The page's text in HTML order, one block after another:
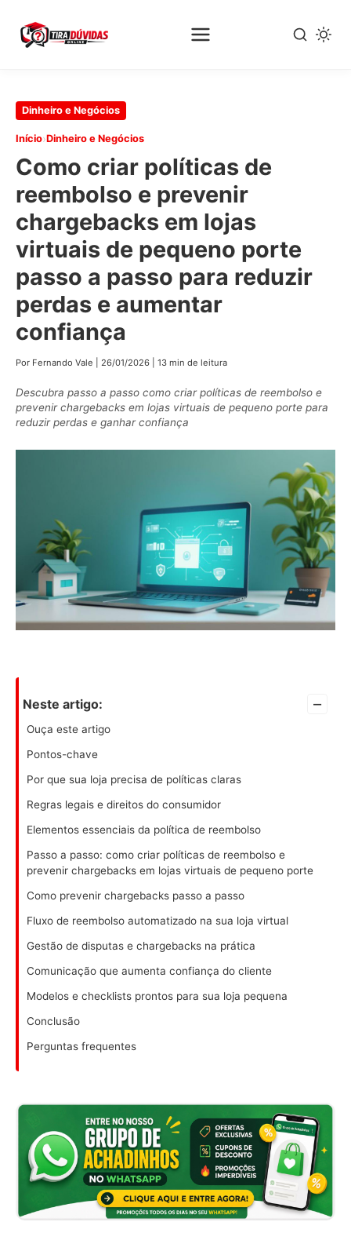
Pular
conteúdo
principal
Dinheiro e Negócios
Início›Dinheiro e Negócios
Como criar políticas de
reembolso e prevenir
chargebacks em lojas
virtuais de pequeno porte
passo a passo para reduzir
perdas e aumentar
confiança
Por Fernando Vale 26/01/2026 13 min de leitura
Descubra passo a passo como criar políticas de reembolso e
prevenir chargebacks em lojas virtuais de pequeno porte para
reduzir perdas e ganhar confiança
Neste artigo: –
Ouça este artigo
Pontos-chave
Por que sua loja precisa de políticas claras
Regras legais e direitos do consumidor
Elementos essenciais da política de reembolso
Passo a passo: como criar políticas de reembolso e
prevenir chargebacks em lojas virtuais de pequeno porte
Como prevenir chargebacks passo a passo
Fluxo de reembolso automatizado na sua loja virtual
Gestão de disputas e chargebacks na prática
Comunicação que aumenta confiança do cliente
Modelos e checklists prontos para sua loja pequena
Conclusão
Perguntas frequentes